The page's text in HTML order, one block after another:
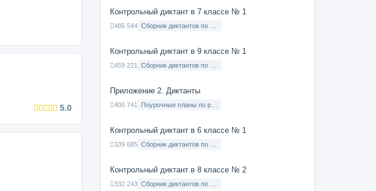
5.0
Контрольный диктант в 7 классе № 1
485 544
Контрольный диктант в 9 классе № 1
459 221
Приложение 2. Диктанты
400 741
Контрольный диктант в 6 классе № 1
339 685
Контрольный диктант в 8 классе № 2
332 243